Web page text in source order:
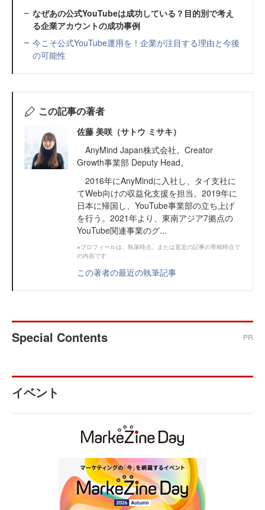
なぜあの公式YouTubeは成功している？目的別で考え
る企業アカウントの成功事例
今こそ公式YouTube運用を！企業が注目する理由と今後
の可能性
この記事の著者
佐藤 美咲（サトウ ミサキ）
AnyMind Japan株式会社。Creator
Growth事業部 Deputy Head。
2016年にAnyMindに入社し、タイ支社に
てWeb向けの収益化支援を担当。2019年に
日本に帰国し、YouTube事業部の立ち上げ
を行う。2021年より、東南アジア7拠点の
YouTube関連事業のグ...
※プロフィールは、執筆時点、または直近の記事の寄稿時点で
の内容です
この著者の最近の執筆記事
Special Contents PR
イベント